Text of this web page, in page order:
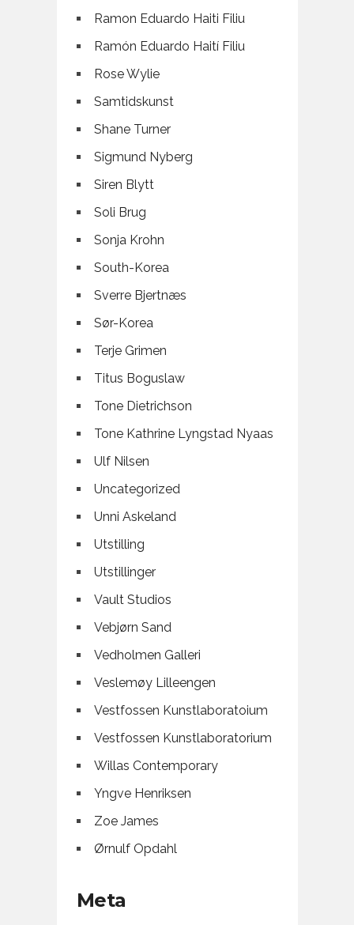
Ramon Eduardo Haiti Filiu
Ramón Eduardo Haití Filiu
Rose Wylie
Samtidskunst
Shane Turner
Sigmund Nyberg
Siren Blytt
Soli Brug
Sonja Krohn
South-Korea
Sverre Bjertnæs
Sør-Korea
Terje Grimen
Titus Boguslaw
Tone Dietrichson
Tone Kathrine Lyngstad Nyaas
Ulf Nilsen
Uncategorized
Unni Askeland
Utstilling
Utstillinger
Vault Studios
Vebjørn Sand
Vedholmen Galleri
Veslemøy Lilleengen
Vestfossen Kunstlaboratoium
Vestfossen Kunstlaboratorium
Willas Contemporary
Yngve Henriksen
Zoe James
Ørnulf Opdahl
Meta